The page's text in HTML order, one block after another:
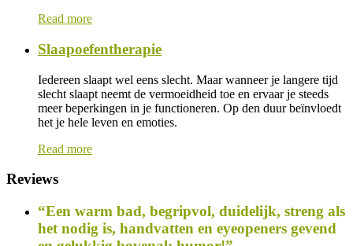
Read more
Slaapoefentherapie
Iedereen slaapt wel eens slecht. Maar wanneer je langere tijd
slecht slaapt neemt de vermoeidheid toe en ervaar je steeds
meer beperkingen in je functioneren. Op den duur beïnvloedt
het je hele leven en emoties.
Read more
Reviews
“Een warm bad, begripvol, duidelijk, streng als
het nodig is, handvatten en eyeopeners gevend